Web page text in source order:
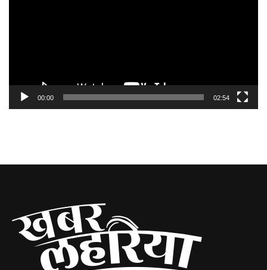
00:00 02:54